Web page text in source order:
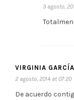
3 agosto,
VIRGINIA GARCÍA
2 agosto, 2014 at 07:20
De acuerdo